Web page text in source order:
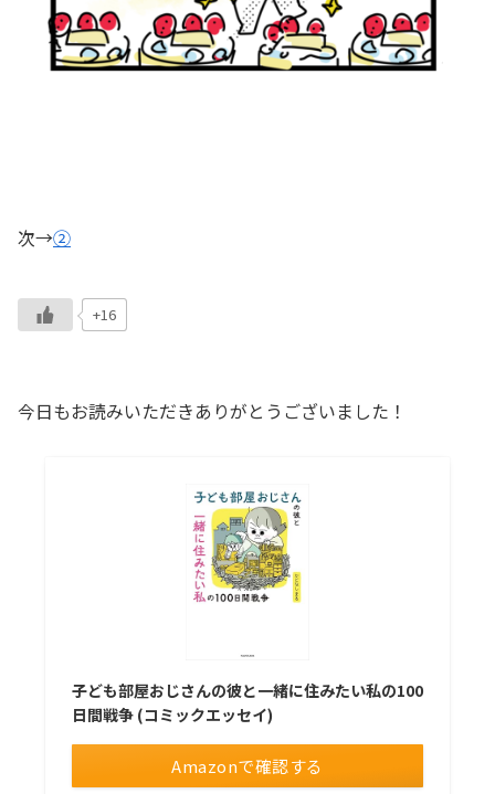
次→②
+16
今日もお読みいただきありがとうございました！
子ども部屋おじさんの彼と一緒に住みたい私の100
日間戦争 (コミックエッセイ)
Amazonで確認する